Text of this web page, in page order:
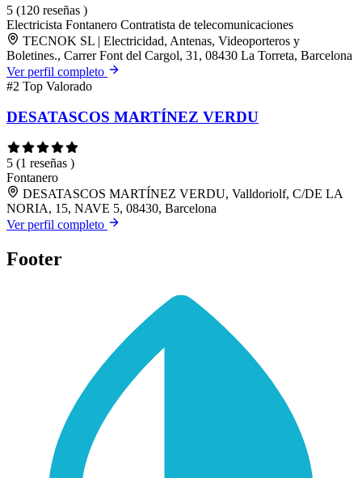
5 (120 reseñas )
Electricista Fontanero Contratista de telecomunicaciones
TECNOK SL | Electricidad, Antenas, Videoporteros y
Boletines., Carrer Font del Cargol, 31, 08430 La Torreta, Barcelona
Ver perfil completo
#2 Top Valorado
DESATASCOS MARTÍNEZ VERDU
5 (1 reseñas )
Fontanero
DESATASCOS MARTÍNEZ VERDU, Valldoriolf, C/DE LA
NORIA, 15, NAVE 5, 08430, Barcelona
Ver perfil completo
Footer